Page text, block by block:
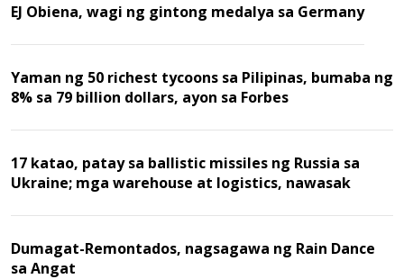
EJ Obiena, wagi ng gintong medalya sa Germany
Yaman ng 50 richest tycoons sa Pilipinas, bumaba ng
8% sa 79 billion dollars, ayon sa Forbes
17 katao, patay sa ballistic missiles ng Russia sa
Ukraine; mga warehouse at logistics, nawasak
Dumagat-Remontados, nagsagawa ng Rain Dance
sa Angat